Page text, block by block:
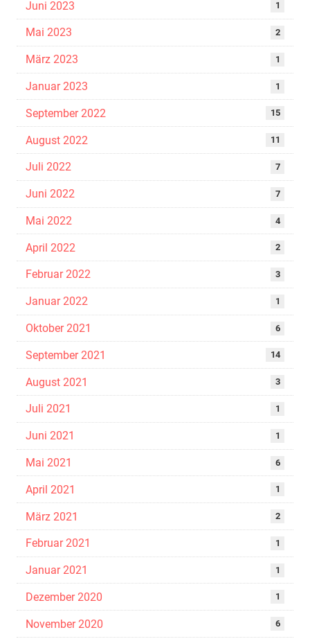
Juni 2023 1
Mai 2023 2
März 2023 1
Januar 2023 1
September 2022 15
August 2022 11
Juli 2022 7
Juni 2022 7
Mai 2022 4
April 2022 2
Februar 2022 3
Januar 2022 1
Oktober 2021 6
September 2021 14
August 2021 3
Juli 2021 1
Juni 2021 1
Mai 2021 6
April 2021 1
März 2021 2
Februar 2021 1
Januar 2021 1
Dezember 2020 1
November 2020 6